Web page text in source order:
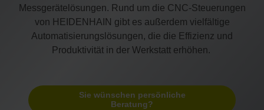
Messgerätelösungen. Rund um die CNC-Steuerungen
von HEIDENHAIN gibt es außerdem vielfältige
Automatisierungslösungen, die die Effizienz und
Produktivität in der Werkstatt erhöhen.
Sie wünschen persönliche
Beratung?